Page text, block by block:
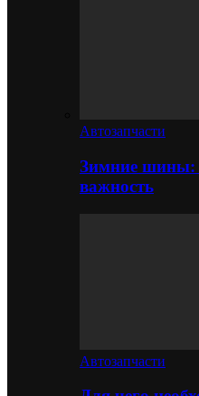
Автозапчасти
Зимние шины:
важность
Автозапчасти